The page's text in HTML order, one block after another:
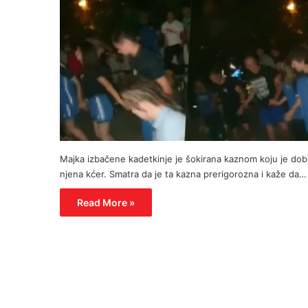
Majka izbačene kadetkinje je šokirana kaznom koju je
njena kćer. Smatra da je ta kazna prerigorozna i kaže da…
Read More »